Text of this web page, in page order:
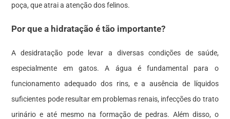
poça, que atrai a atenção dos felinos.
Por que a hidratação é tão importante?
A desidratação pode levar a diversas condições de saúde,
especialmente em gatos. A água é fundamental para o
funcionamento adequado dos rins, e a ausência de líquidos
suficientes pode resultar em problemas renais, infecções do trato
urinário e até mesmo na formação de pedras. Além disso, o